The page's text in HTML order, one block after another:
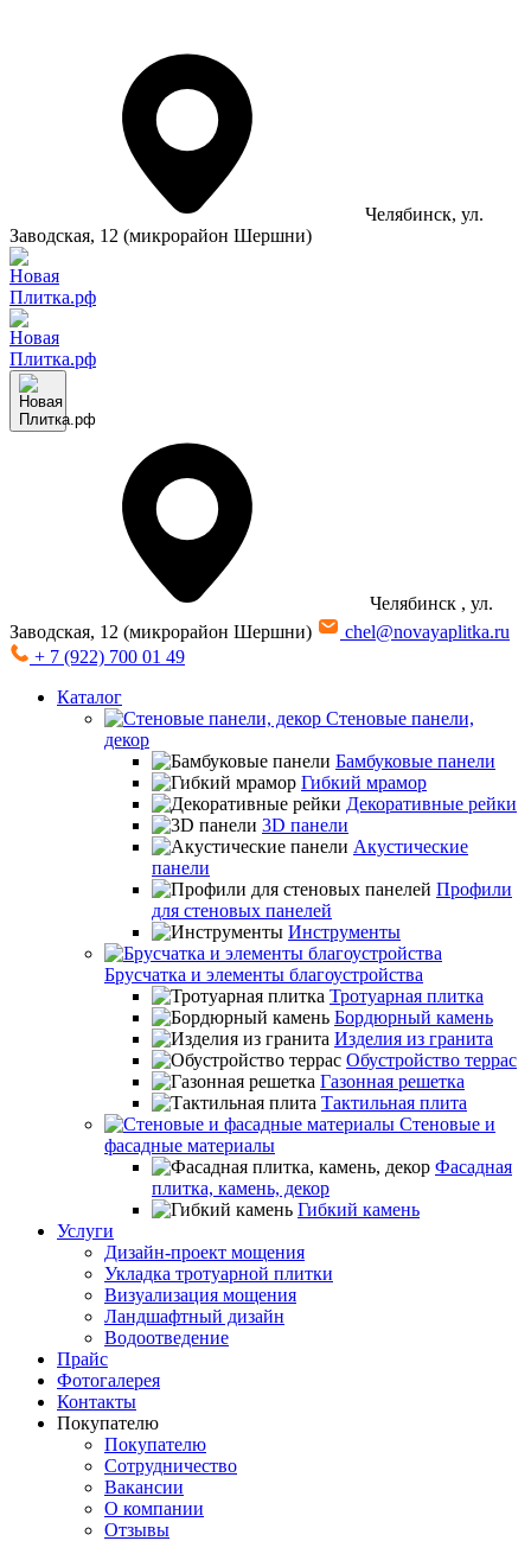
Челябинск, ул.
Заводская, 12 (микрорайон Шершни)
Челябинск , ул.
Заводская, 12 (микрорайон Шершни)
chel@novayaplitka.ru
+ 7 (922) 700 01 49
Каталог
Стеновые панели,
декор
Бамбуковые панели
Гибкий мрамор
Декоративные рейки
3D панели
Акустические
панели
Профили
для стеновых панелей
Инструменты
Брусчатка и элементы благоустройства
Тротуарная плитка
Бордюрный камень
Изделия из гранита
Обустройство террас
Газонная решетка
Тактильная плита
Стеновые и
фасадные материалы
Фасадная
плитка, камень, декор
Гибкий камень
Услуги
Дизайн-проект мощения
Укладка тротуарной плитки
Визуализация мощения
Ландшафтный дизайн
Водоотведение
Прайс
Фотогалерея
Контакты
Покупателю
Покупателю
Сотрудничество
Вакансии
О компании
Отзывы